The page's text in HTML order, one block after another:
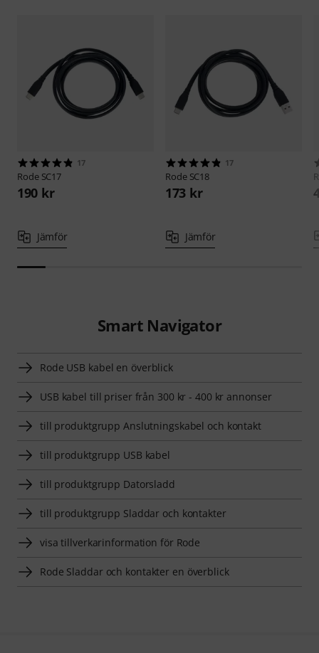
17
Rode SC17
190 kr
Jämför
17
Rode SC18
173 kr
Jämför
Smart Navigator
Rode USB kabel en överblick
USB kabel till priser från 300 kr - 400 kr annonser
till produktgrupp Anslutningskabel och kontakt
till produktgrupp USB kabel
till produktgrupp Datorsladd
till produktgrupp Sladdar och kontakter
visa tillverkarinformation för Rode
Rode Sladdar och kontakter en överblick